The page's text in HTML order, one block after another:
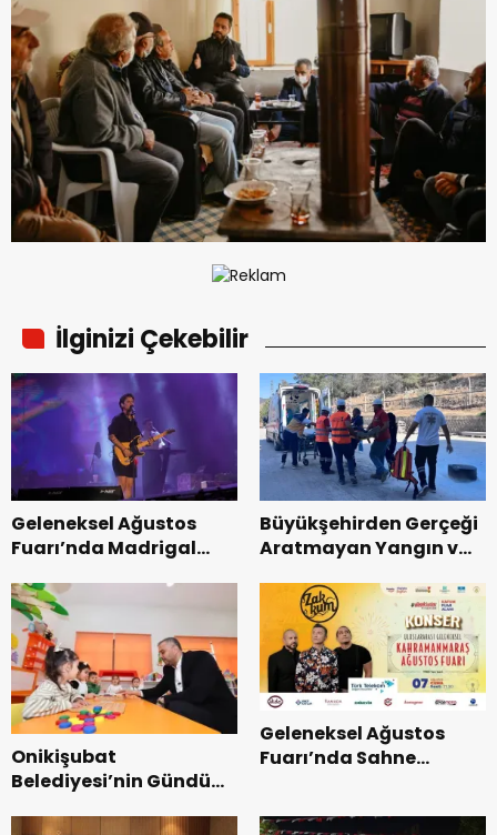
İlginizi Çekebilir
Geleneksel Ağustos
Fuarı’nda Madrigal
Büyükşehirden Gerçeği
Aratmayan Yangın ve
Onikişubat
Belediyesi’nin Gündüz
Geleneksel Ağustos
Fuarı’nda Sahne